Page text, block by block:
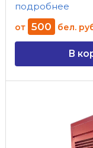
подробнее
от 500 бел.
В